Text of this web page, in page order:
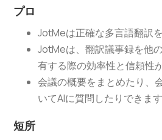
プロ
JotMeは正確な多言語翻訳を
JotMeは、翻訳議事録を他
有する際の効率性と信頼性
会議の概要をまとめたり、
いてAIに質問したりできます
短所